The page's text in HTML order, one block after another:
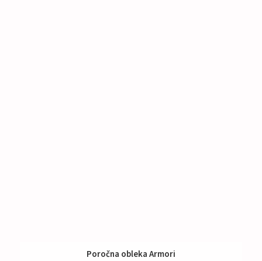
Poročna obleka Armori